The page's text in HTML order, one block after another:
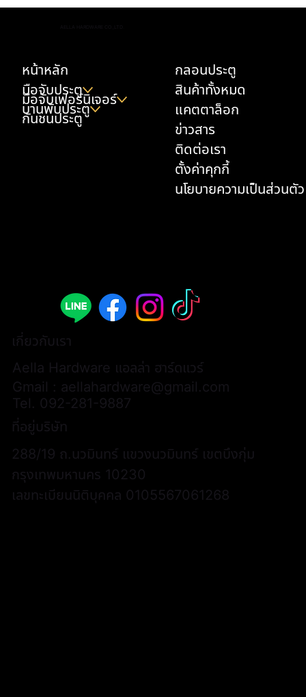
หน้าหลัก
มือจับประตู
มือจับเฟอร์นิเจอร์
บานพับประตู
กันชนประตู
กลอนประตู
สินค้าทั้งหมด
แคตตาล็อก
ข่าวสาร
ติดต่อเรา
ตั้งค่าคุกกี้
นโยบายความเป็นส่วนตัว
เกี่ยวกับเรา
Aella Hardware แอลล่า ฮาร์ดแวร์
Gmail : aellahardware@gmail.com
Tel. 092-281-9887
ที่อยู่บริษัท
288/19 ถ.นวมินทร์ แขวงนวมินทร์ เขตบึงกุ่ม
กรุงเทพมหานคร 10230
เลขทะเบียนนิติบุคคล 0105567061268